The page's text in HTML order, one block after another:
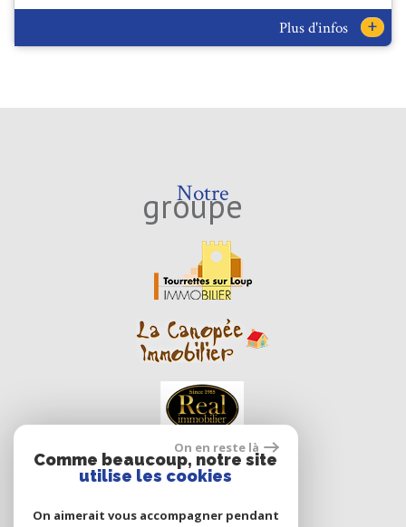
Plus d'infos +
Notre
groupe
On en reste là
Comme beaucoup, notre site
utilise les cookies
On aimerait vous accompagner pendant